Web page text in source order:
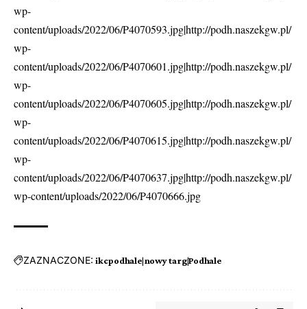
wp-
content/uploads/2022/06/P4070593.jpg|http://podh.naszekgw.pl/
wp-
content/uploads/2022/06/P4070601.jpg|http://podh.naszekgw.pl/
wp-
content/uploads/2022/06/P4070605.jpg|http://podh.naszekgw.pl/
wp-
content/uploads/2022/06/P4070615.jpg|http://podh.naszekgw.pl/
wp-
content/uploads/2022/06/P4070637.jpg|http://podh.naszekgw.pl/
wp-content/uploads/2022/06/P4070666.jpg
ZAZNACZONE: ikcpodhale|nowy targ|Podhale